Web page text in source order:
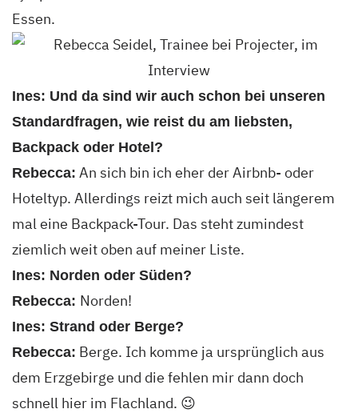
Essen.
Ines: Und da sind wir auch schon bei unseren
Standardfragen, wie reist du am liebsten,
Backpack oder Hotel?
Rebecca: An sich bin ich eher der Airbnb- oder
Hoteltyp. Allerdings reizt mich auch seit längerem
mal eine Backpack-Tour. Das steht zumindest
ziemlich weit oben auf meiner Liste.
Ines: Norden oder Süden?
Rebecca: Norden!
Ines: Strand oder Berge?
Rebecca: Berge. Ich komme ja ursprünglich aus
dem Erzgebirge und die fehlen mir dann doch
schnell hier im Flachland. 😉